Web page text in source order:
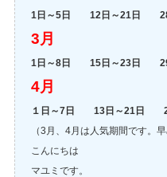
1日～5日 12日～21日
3月
1日～8日 15日～23日 29
4月
１日～7日 13日～21日
（3月、4月は人気期間です。
こんにちは
マユミです。